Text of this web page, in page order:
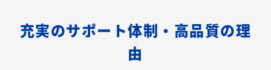
充実のサポート体制・高品質の理
由